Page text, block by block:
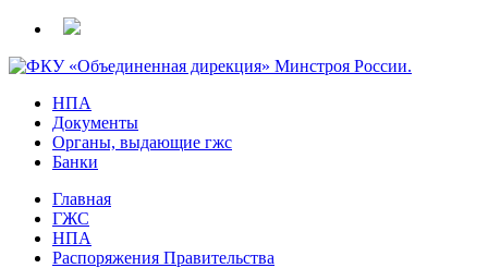
НПА
Документы
Органы, выдающие гжс
Банки
Главная
ГЖС
НПА
Распоряжения Правительства